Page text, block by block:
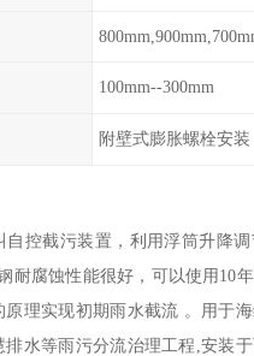
100mm--300mm
附壁式膨胀螺栓安装
自控截污装置，利用浮筒升降
耐腐蚀性能很好，可以使用10
原理实现初期雨水截流 。用于
水等雨污分流治理工程,安装